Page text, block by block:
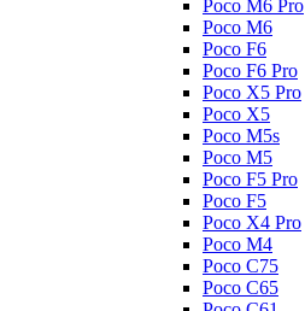
Poco M6 Pro
Poco M6
Poco F6
Poco F6 Pro
Poco X5 Pro
Poco X5
Poco M5s
Poco M5
Poco F5 Pro
Poco F5
Poco X4 Pro
Poco M4
Poco C75
Poco C65